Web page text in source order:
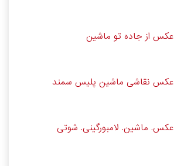
عکس از جاده تو ماشین
عکس نقاشی ماشین پلیس سمند
عکس. ماشین. لامبورگینی. شوتی